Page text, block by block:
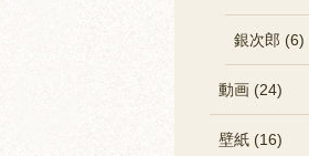
銀次郎 (6)
動画 (24)
壁紙 (16)